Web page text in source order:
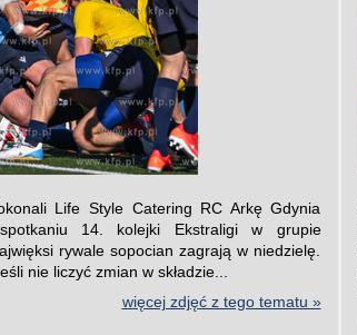
Life Style Catering RC Arkę Gdynia
14. kolejki Ekstraligi w grupie
rywale sopocian zagrają w niedzielę.
nie liczyć zmian w składzie...
więcej zdjęć z tego tematu »